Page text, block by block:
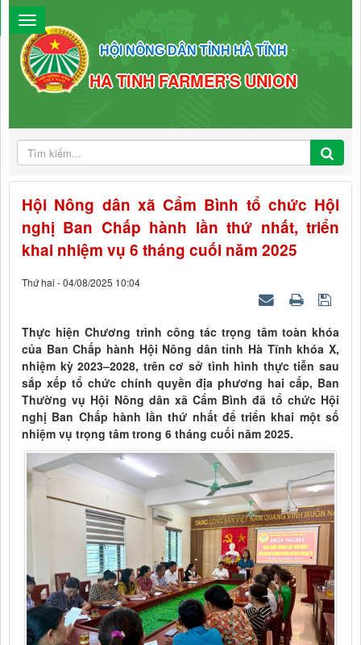
HỘI NÔNG DÂN TỈNH HÀ TĨNH
HA TINH FARMER'S UNION
Hội Nông dân xã Cẩm Bình tổ chức Hội
nghị Ban Chấp hành lần thứ nhất, triển
khai nhiệm vụ 6 tháng cuối năm 2025
Thứ hai - 04/08/2025 10:04
Thực hiện Chương trình công tác trọng tâm toàn khóa
của Ban Chấp hành Hội Nông dân tỉnh Hà Tĩnh khóa X,
nhiệm kỳ 2023–2028, trên cơ sở tình hình thực tiễn sau
sắp xếp tổ chức chính quyền địa phương hai cấp, Ban
Thường vụ Hội Nông dân xã Cẩm Bình đã tổ chức Hội
nghị Ban Chấp hành lần thứ nhất để triển khai một số
nhiệm vụ trọng tâm trong 6 tháng cuối năm 2025.